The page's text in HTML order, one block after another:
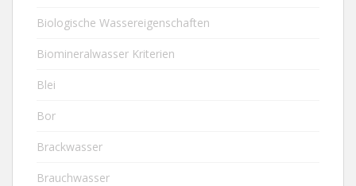
Biologische Wassereigenschaften
Biomineralwasser Kriterien
Blei
Bor
Brackwasser
Brauchwasser